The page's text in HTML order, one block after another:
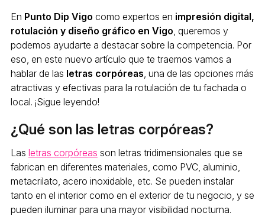
En Punto Dip Vigo como expertos en impresión digital,
rotulación y diseño gráfico en Vigo , queremos y
podemos ayudarte a destacar sobre la competencia. Por
eso, en este nuevo artículo que te traemos vamos a
hablar de las letras corpóreas , una de las opciones más
atractivas y efectivas para la rotulación de tu fachada o
local. ¡Sigue leyendo!
¿Qué son las letras corpóreas?
Las letras corpóreas son letras tridimensionales que se
fabrican en diferentes materiales, como PVC, aluminio,
metacrilato, acero inoxidable, etc. Se pueden instalar
tanto en el interior como en el exterior de tu negocio, y se
pueden iluminar para una mayor visibilidad nocturna.